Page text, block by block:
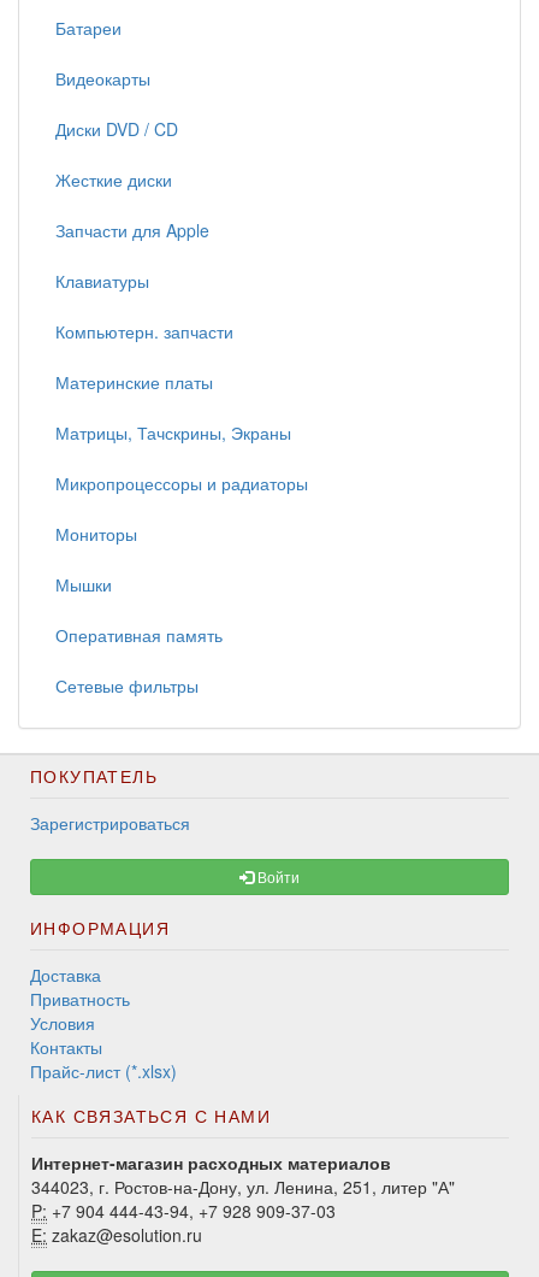
Батареи
Видеокарты
Диски DVD / CD
Жесткие диски
Запчасти для Apple
Клавиатуры
Компьютерн. запчасти
Материнские платы
Матрицы, Тачскрины, Экраны
Микропроцессоры и радиаторы
Мониторы
Мышки
Оперативная память
Сетевые фильтры
ПОКУПАТЕЛЬ
Зарегистрироваться
Войти
ИНФОРМАЦИЯ
Доставка
Приватность
Условия
Контакты
Прайс-лист (*.xlsx)
КАК СВЯЗАТЬСЯ С НАМИ
Интернет-магазин расходных материалов
344023, г. Ростов-на-Дону, ул. Ленина, 251, литер "А"
P: +7 904 444-43-94, +7 928 909-37-03
E: zakaz@esolution.ru